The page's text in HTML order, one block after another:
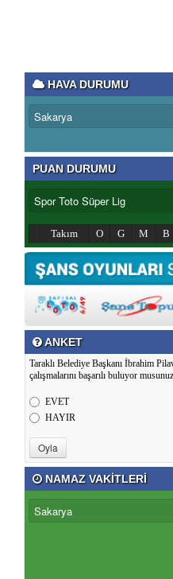
HAVA DURUMU
PUAN DURUMU
Takım O G M B
ANKET
Taraklı Belediye Başkanı İbrahim
çalışmalarını başarılı buluyor
EVET
HAYIR
NAMAZ VAKİTLERİ